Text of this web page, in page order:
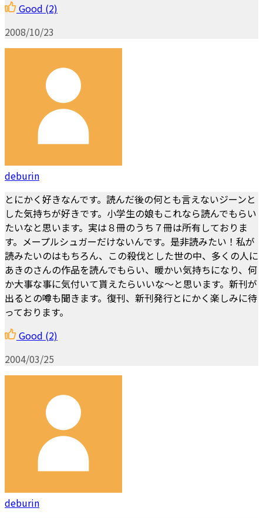
Good (2)
2008/10/23
deburin
とにかく好きなんです。読んだ後の何とも言えないジーンと
した気持ちが好きです。小学生の娘もこれなら読んでもらい
たいなと思います。実は８冊のうち７冊は所有しておりま
す。メープルシュガーだけないんです。是非読みたい！私が
読みたいのはもちろん、この殺伐とした世の中、多くの人に
あきのさんの作品を読んでもらい、暖かい気持ちになり、何
か大事な事に気付いて貰えたらいいな～と思います。新刊が
出るとの噂も聞きます。復刊、新刊発行とにかく楽しみに待
っております。
Good (2)
2004/03/25
deburin